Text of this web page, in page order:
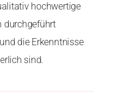
hochwertige
durchgeführt
die Erkenntnisse
sind.